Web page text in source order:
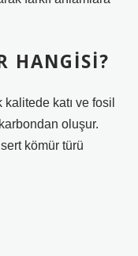
HANGISI?
katı ve fosil
oluşur.
kömür türü